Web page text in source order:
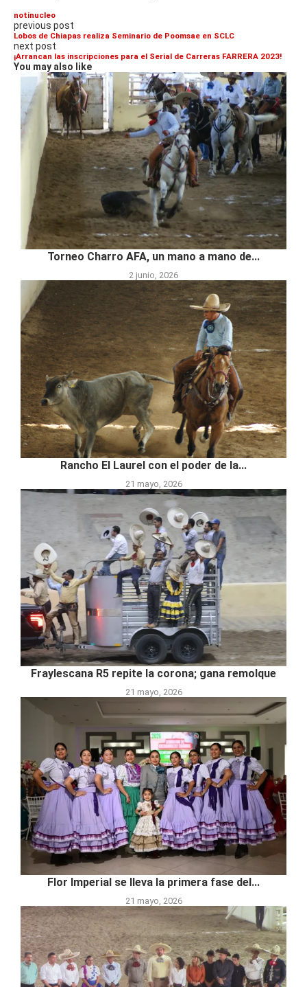
notinucleo
previous post
Lobos de Chiapas realiza Seminario de Poomsae en SCLC
next post
¡Arrancan las inscripciones para el Serial de Carreras FARRERA 2023!
You may also like
Torneo Charro AFA, un mano a mano de...
2 junio, 2026
Rancho El Laurel con el poder de la...
21 mayo, 2026
Fraylescana R5 repite la corona; gana remolque
21 mayo, 2026
Flor Imperial se lleva la primera fase del...
21 mayo, 2026